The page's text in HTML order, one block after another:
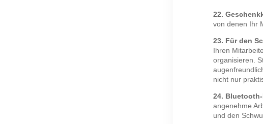
22.
von denen Ihr
23. Für den
Ihren
organisieren.
nicht nur
24.
angenehme
und den